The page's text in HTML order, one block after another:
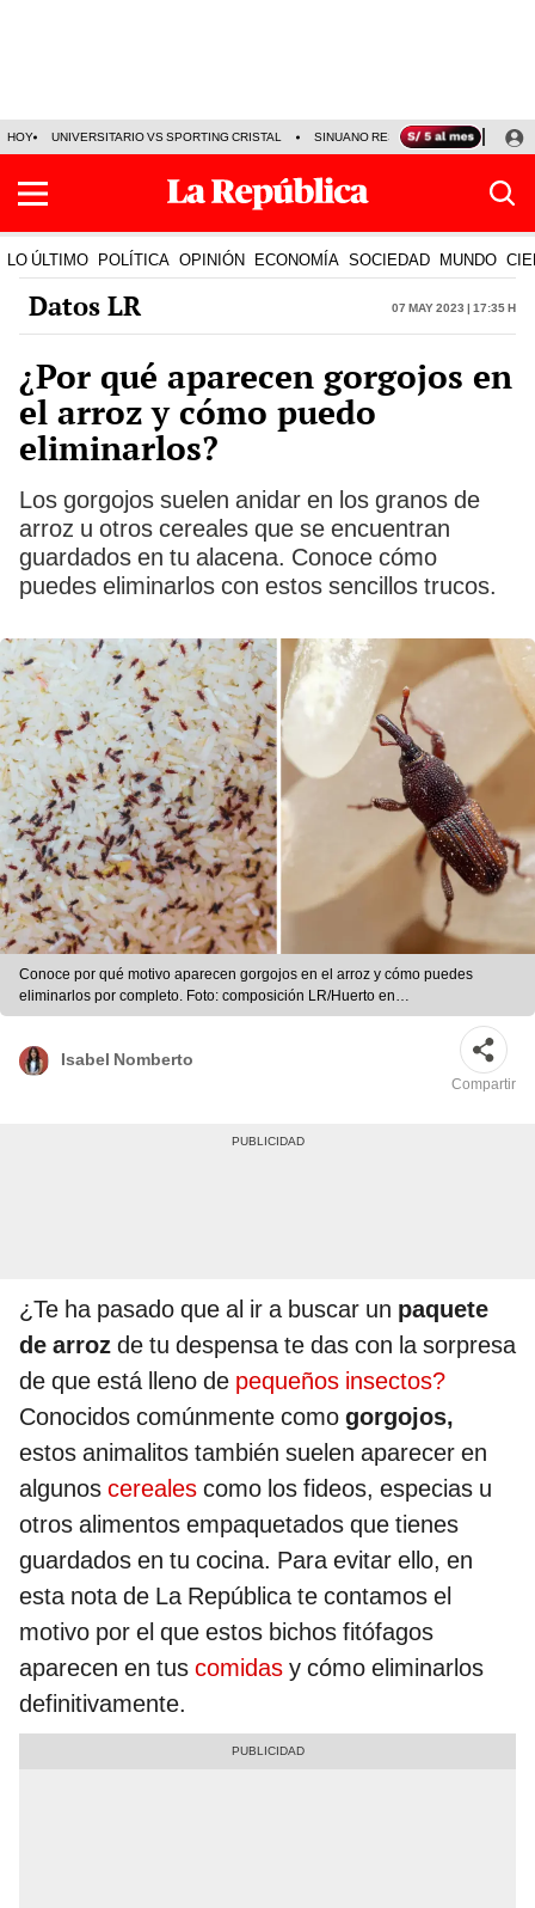
HOY UNIVERSITARIO VS SPORTING CRISTAL SINUANO RESULTADOS HOY
LO ÚLTIMO POLÍTICA OPINIÓN ECONOMÍA SOCIEDAD MUNDO
Datos LR 07 May 2023 | 17:35 h
¿Por qué aparecen gorgojos en
el arroz y cómo puedo
eliminarlos?
Los gorgojos suelen anidar en los granos de
arroz u otros cereales que se encuentran
guardados en tu alacena. Conoce cómo
puedes eliminarlos con estos sencillos trucos.
Conoce por qué motivo aparecen gorgojos en el arroz y cómo puedes
eliminarlos por completo. Foto: composición LR/Huerto en
casa/Cuerpomente
Isabel Nomberto
Compartir
¿Te ha pasado que al ir a buscar un paquete
de arroz de tu despensa te das con la sorpresa
de que está lleno de pequeños insectos?
Conocidos comúnmente como gorgojos,
estos animalitos también suelen aparecer en
algunos cereales como los fideos, especias u
otros alimentos empaquetados que tienes
guardados en tu cocina. Para evitar ello, en
esta nota de La República te contamos el
motivo por el que estos bichos fitófagos
aparecen en tus comidas y cómo eliminarlos
definitivamente.